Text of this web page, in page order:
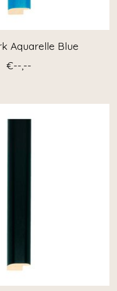
Aquarelle Blue
€--,--